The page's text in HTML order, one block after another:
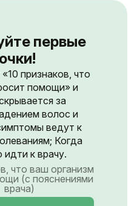
первые
признаков, что
помощи» и
за
волос и
ведут к
Когда
к врачу.
что ваш организм
(с пояснениями
врача)